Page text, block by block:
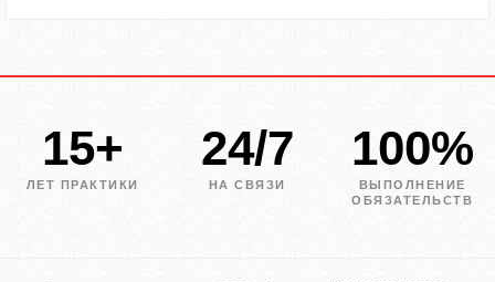
15+
ЛЕТ ПРАКТИКИ
24/7
НА СВЯЗИ
100%
ВЫПОЛНЕНИЕ
ОБЯЗАТЕЛЬСТВ